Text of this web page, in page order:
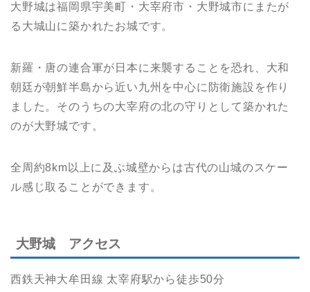
大野城は福岡県宇美町・大宰府市・大野城市にまたが
る大城山に築かれたお城です。
新羅・唐の連合軍が日本に来襲することを恐れ、大和
朝廷が朝鮮半島から近い九州を中心に防衛施設を作り
ました。そのうちの大宰府の北の守りとして築かれた
のが大野城です。
全周約8km以上に及ぶ城壁からは古代の山城のスケー
ル感じ取ることができます。
大野城 アクセス
西鉄天神大牟田線 太宰府駅から徒歩50分